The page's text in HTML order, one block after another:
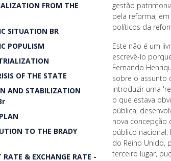
FROM THE
SITUATION BR
POPULISM
OF THE STATE
AND STABILIZATION
TO THE BRADY
RATE & EXCHANGE RATE -
gestão
pela reforma,
políticos da
Este não é um
escrevê-lo
Fernando
sobre o assunto
introduzir uma
o que estava
pública,
nova concepção
público
do Reino Unido,
terceiro lugar,